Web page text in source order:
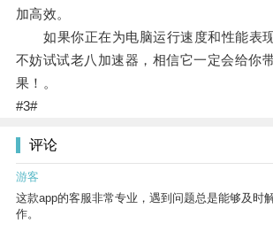
加高效。
如果你正在为电脑运行速度和性能表
不妨试试老八加速器，相信它一定会给你
果！。
#3#
评论
游客
这款app的客服非常专业，遇到问题总是能够及时
作。